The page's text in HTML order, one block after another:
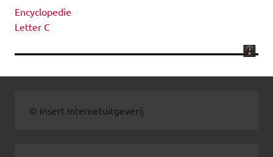
Encyclopedie
Letter C
© Insert Internetuitgeverij